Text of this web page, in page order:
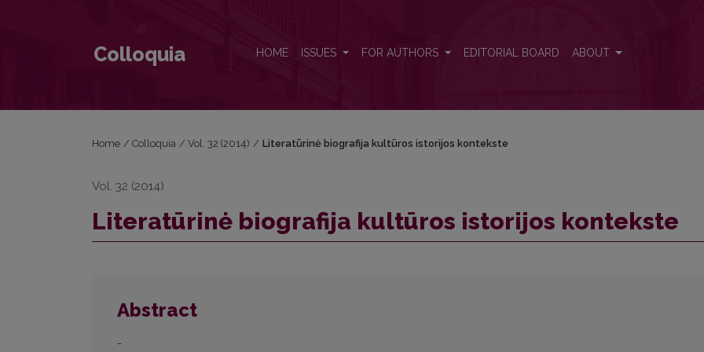
Colloquia HOME ISSUES FOR AUTHORS EDITORIAL BOARD ABOUT
Home / Colloquia / Vol. 32 (2014) / Literatūrinė biografija kultūros istorijos kontekste
Vol. 32 (2014)
Literatūrinė biografija kultūros istorijos kontekste
Abstract
-